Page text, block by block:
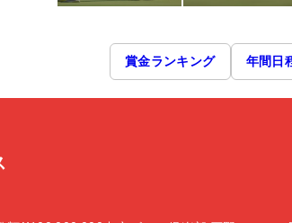
賞金ランキング 年間日